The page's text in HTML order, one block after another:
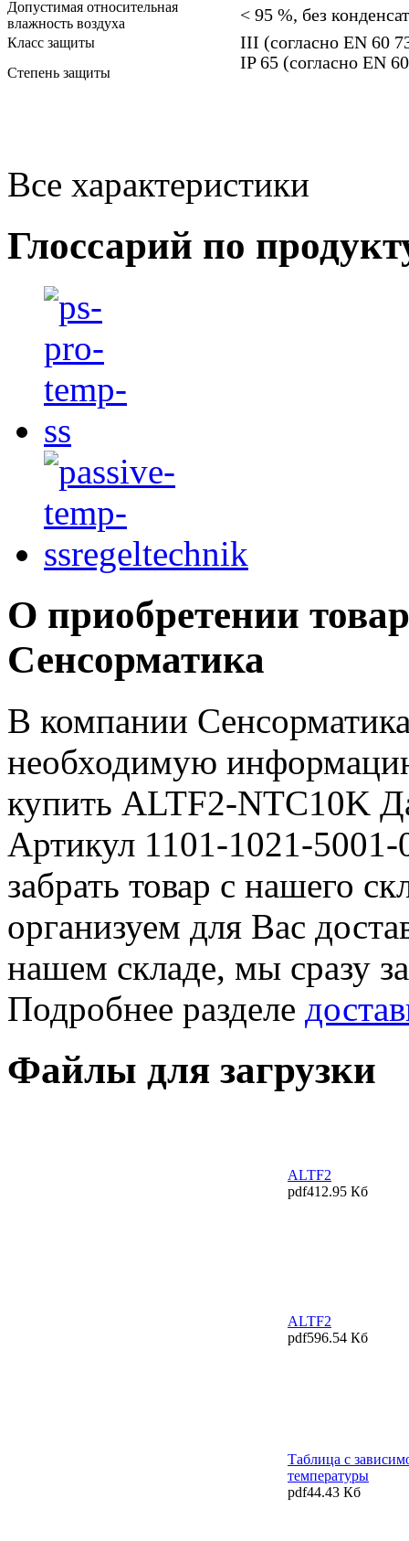
Допустимая относительная
влажность воздуха
< 95 %, без
Класс защиты III (согласно EN 60
Степень защиты
IP 65 (согласно EN
Все характеристики
Глоссарий по
О приобретении
Сенсорматика
В компании
необходимую
купить ALTF2-NTC10K
Артикул 1101-1021-
забрать товар с нашего
организуем для Вас
нашем складе, мы сразу
Подробнее разделе
Файлы для загрузки
ALTF2
pdf412.95 Кб
ALTF2
pdf596.54 Кб
Таблица с
температуры
pdf44.43 Кб